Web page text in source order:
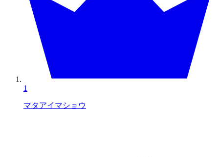
1
マタアイマショウ